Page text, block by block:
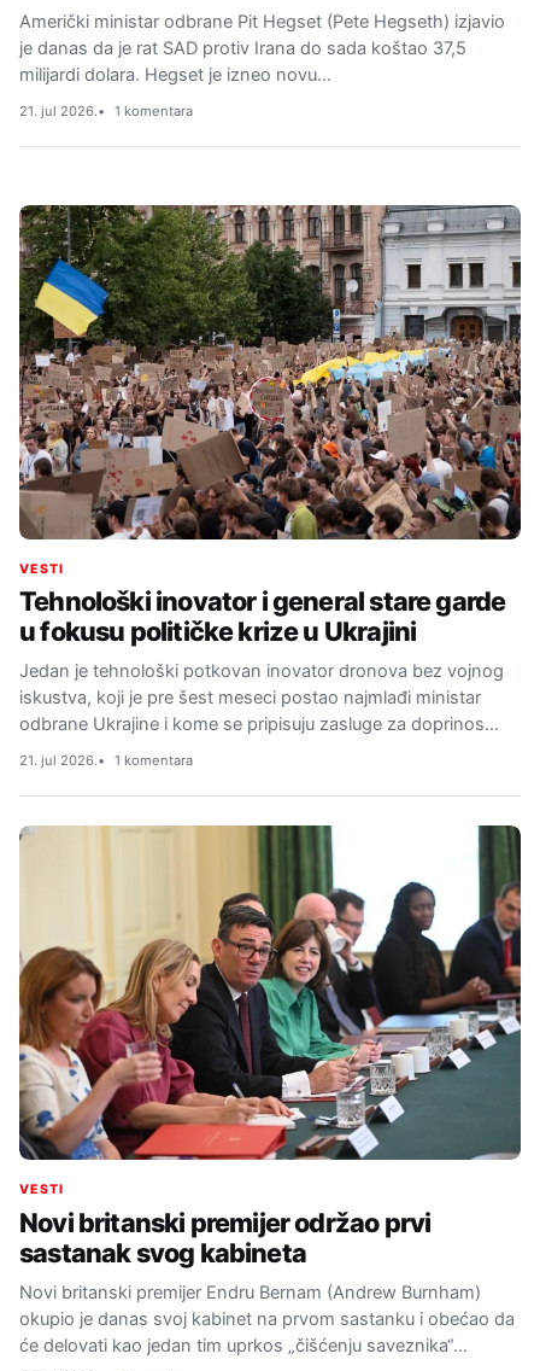
Američki ministar odbrane Pit Hegset (Pete Hegseth) izjavio
je danas da je rat SAD protiv Irana do sada koštao 37,5
milijardi dolara. Hegset je izneo novu…
21. jul 2026. 1 komentara
VESTI
Tehnološki inovator i general stare garde
u fokusu političke krize u Ukrajini
Jedan je tehnološki potkovan inovator dronova bez vojnog
iskustva, koji je pre šest meseci postao najmlađi ministar
odbrane Ukrajine i kome se pripisuju zasluge za doprinos…
21. jul 2026. 1 komentara
VESTI
Novi britanski premijer održao prvi
sastanak svog kabineta
Novi britanski premijer Endru Bernam (Andrew Burnham)
okupio je danas svoj kabinet na prvom sastanku i obećao da
će delovati kao jedan tim uprkos „čišćenju saveznika“…